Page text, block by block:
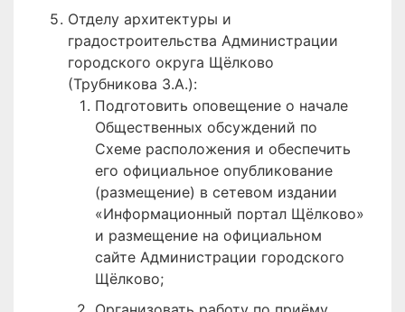
Отделу архитектуры и
градостроительства Администрации
городского округа Щёлково
(Трубникова З.А.):
Подготовить оповещение о начале
Общественных обсуждений по
Схеме расположения и обеспечить
его официальное опубликование
(размещение) в сетевом издании
«Информационный портал Щёлково»
и размещение на официальном
сайте Администрации городского
Щёлково;